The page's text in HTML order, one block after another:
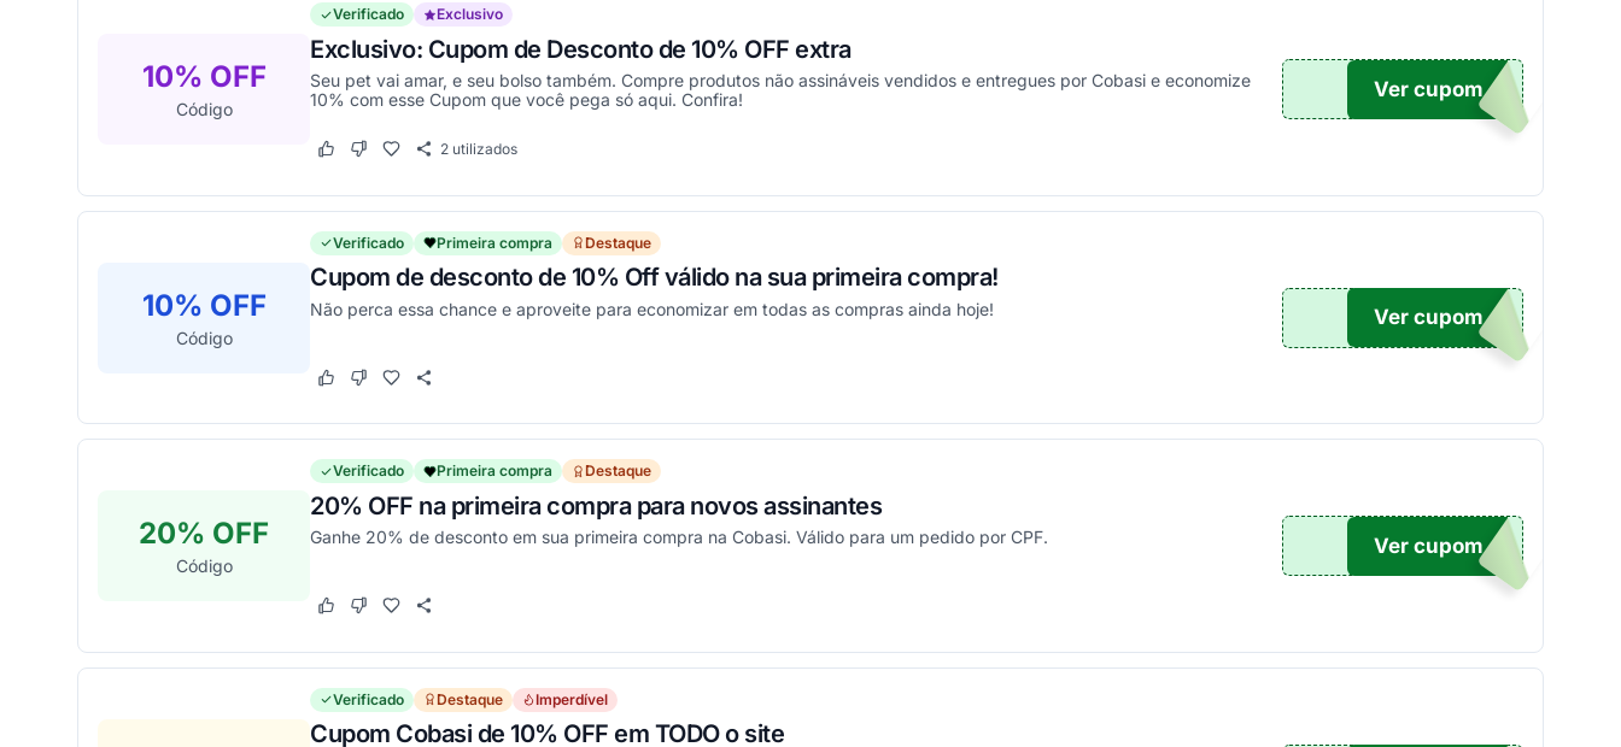
10% OFF
Código
Verificado Exclusivo
Exclusivo: Cupom de Desconto de 10% OFF extra
Seu pet vai amar, e seu bolso também. Compre produtos não assináveis vendidos e entregues por Cobasi e economize
10% com esse Cupom que você pega só aqui. Confira!
Este cupom funcionou
Este cupom não funcionou
2 utilizados
OM10
Ver cupom
10% OFF
Código
Verificado Primeira compra Destaque
Cupom de desconto de 10% Off válido na sua primeira compra!
Não perca essa chance e aproveite para economizar em todas as compras ainda hoje!
Este cupom funcionou
Este cupom não funcionou
I10
Ver cupom
20% OFF
Código
Verificado Primeira compra Destaque
20% OFF na primeira compra para novos assinantes
Ganhe 20% de desconto em sua primeira compra na Cobasi. Válido para um pedido por CPF.
Este cupom funcionou
Este cupom não funcionou
I20
Ver cupom
Verificado Destaque Imperdível
Cupom Cobasi de 10% OFF em TODO o site